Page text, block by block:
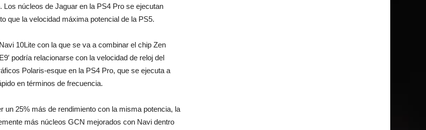
núcleos de Jaguar en la PS4 Pro se ejecutan
que la velocidad máxima potencial de la PS5.
10Lite con la que se va a combinar el chip Zen
podría relacionarse con la velocidad de reloj del
Polaris-esque en la PS4 Pro, que se ejecuta a
en términos de frecuencia.
25% más de rendimiento con la misma potencia, la
más núcleos GCN mejorados con Navi dentro